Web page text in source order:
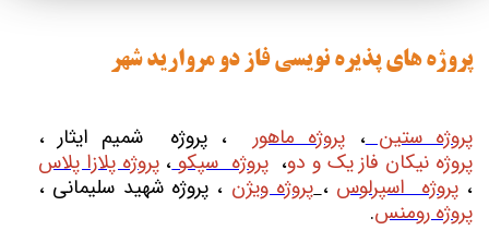
پروژه های پذیره نویسی فاز دو مروارید شهر
پروژه ستین، پروژه ماهور ، پروژه شمیم ایثار ،
پروژه نیکان فاز یک و دو،پروژه سپکو،پروژه پلازا پلاس
،پروژه اسپرلوس ، پروژه ویژن ، پروژه شهید سلیمانی ،
پروژه رومنس.